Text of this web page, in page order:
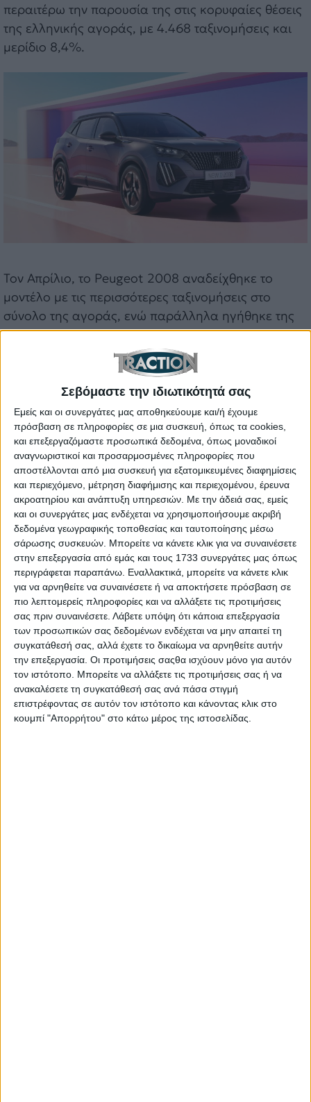
Σεβόμαστε την ιδιωτικότητά σας
Εμείς και οι συνεργάτες μας αποθηκεύουμε και/ή έχουμε
πρόσβαση σε πληροφορίες σε μια συσκευή, όπως τα cookies,
και επεξεργαζόμαστε προσωπικά δεδομένα, όπως μοναδικοί
αναγνωριστικοί και προσαρμοσμένες πληροφορίες που
αποστέλλονται από μια συσκευή για εξατομικευμένες διαφημίσεις
και περιεχόμενο, μέτρηση διαφήμισης και περιεχομένου, έρευνα
ακροατηρίου και ανάπτυξη υπηρεσιών. Με την άδειά σας, εμείς
και οι συνεργάτες μας ενδέχεται να χρησιμοποιήσουμε ακριβή
δεδομένα γεωγραφικής τοποθεσίας και ταυτοποίησης μέσω
σάρωσης συσκευών. Μπορείτε να κάνετε κλικ για να συναινέσετε
στην επεξεργασία από εμάς και τους 1733 συνεργάτες μας όπως
περιγράφεται παραπάνω. Εναλλακτικά, μπορείτε να κάνετε κλικ
για να αρνηθείτε να συναινέσετε ή να αποκτήσετε πρόσβαση σε
πιο λεπτομερείς πληροφορίες και να αλλάξετε τις προτιμήσεις
σας πριν συναινέσετε. Λάβετε υπόψη ότι κάποια επεξεργασία
των προσωπικών σας δεδομένων ενδέχεται να μην απαιτεί τη
συγκατάθεσή σας, αλλά έχετε το δικαίωμα να αρνηθείτε αυτήν
την επεξεργασία. Οι προτιμήσεις σαςθα ισχύουν μόνο για αυτόν
τον ιστότοπο. Μπορείτε να αλλάξετε τις προτιμήσεις σας ή να
ανακαλέσετε τη συγκατάθεσή σας ανά πάσα στιγμή
επιστρέφοντας σε αυτόν τον ιστότοπο και κάνοντας κλικ στο
κουμπί "Απορρήτου" στο κάτω μέρος της ιστοσελίδας.
περαιτέρω την παρουσία της στις κορυφαίες θέσεις
της ελληνικής αγοράς, με 4.468 ταξινομήσεις και
μερίδιο 8,4%.
Τον Απρίλιο, το Peugeot 2008 αναδείχθηκε το
μοντέλο με τις περισσότερες ταξινομήσεις στο
σύνολο της αγοράς, ενώ παράλληλα ηγήθηκε της
κατηγορίας B-SUV με 1.095 ταξινομήσεις.
Αντίστοιχα, στο πρώτο τετράμηνο του 2026,
καταγράφει 2.516 ταξινομήσεις, αποτελώντας το
δημοφιλέστερο μοντέλο της ελληνικής αγοράς.
Από 22.900 ευρώ στην Ελλάδα
Στη γκάμα του γαλλικού SUV ξεχωρίζουν οι δύο
υβριδικές εκδόσεις Hybrid 110 και Hybrid 145 με
αυτόματο κιβώτιο διπλού συμπλέκτη e-DCS6
προσφέρουν δυνατότητα αμιγώς ηλεκτρικής
κίνησης χωρίς ανάγκη φόρτισης, ενώ για την πλήρη
μετάβαση στην βιώσιμη κινητικότητα το 100%